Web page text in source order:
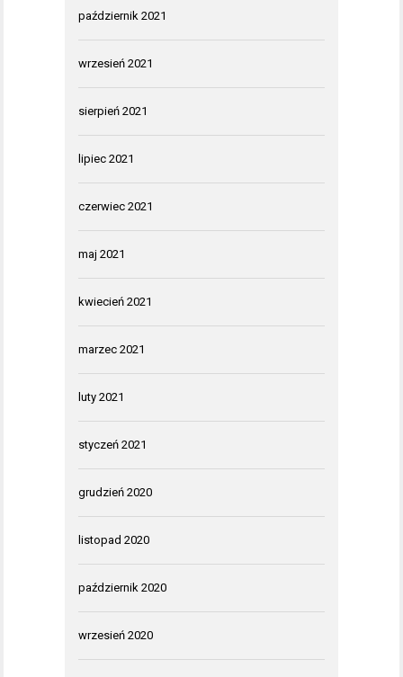
październik 2021
wrzesień 2021
sierpień 2021
lipiec 2021
czerwiec 2021
maj 2021
kwiecień 2021
marzec 2021
luty 2021
styczeń 2021
grudzień 2020
listopad 2020
październik 2020
wrzesień 2020